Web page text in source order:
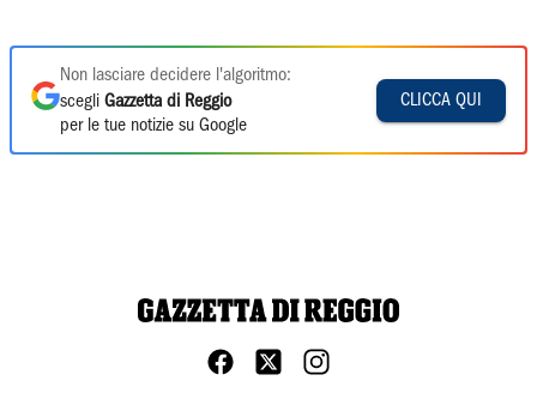
Non lasciare decidere l'algoritmo:
scegli Gazzetta di Reggio
per le tue notizie su Google
CLICCA QUI